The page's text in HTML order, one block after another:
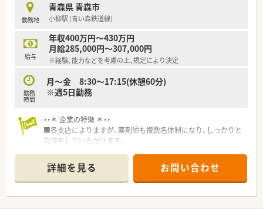
勤務地
青森県 青森市
小柳駅 (青い森鉄道線)
給与
年収400万円～430万円
月給285,000円～307,000円
※経験、能力などを考慮の上、規定により決定
勤務
時間
月～金 8:30～17:15(休憩60分)
※週5日勤務
・・＊ 企業の特徴 ＊・・
■各支店によりますが、薬剤師も複数名体制になり、しっかりと
指導をしていただけます。
整っています。
■産休育休取得実績も多数あり、時短制度も整っているので長く
働ける環境です。
■転居を伴う移動は希望をしない限りはございませんが、通勤範
詳細を見る お問い合わせ